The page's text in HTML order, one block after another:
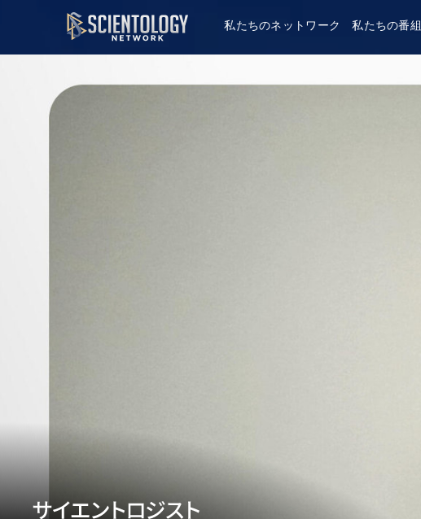
私たちのネットワーク 私たちの番組